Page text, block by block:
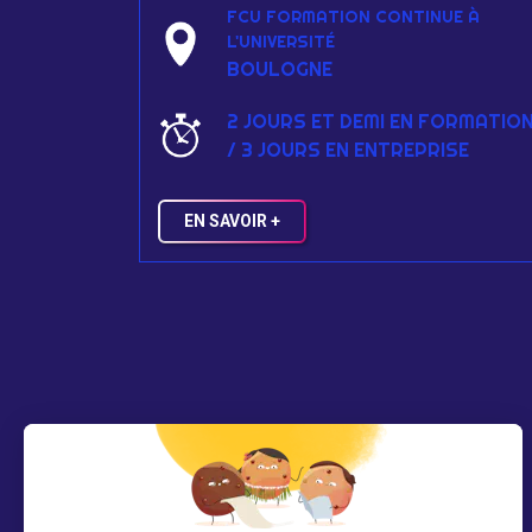
FCU FORMATION CONTINUE À
L'UNIVERSITÉ
BOULOGNE
2 JOURS ET DEMI EN
/ 3 JOURS EN ENTREPRISE
EN SAVOIR +